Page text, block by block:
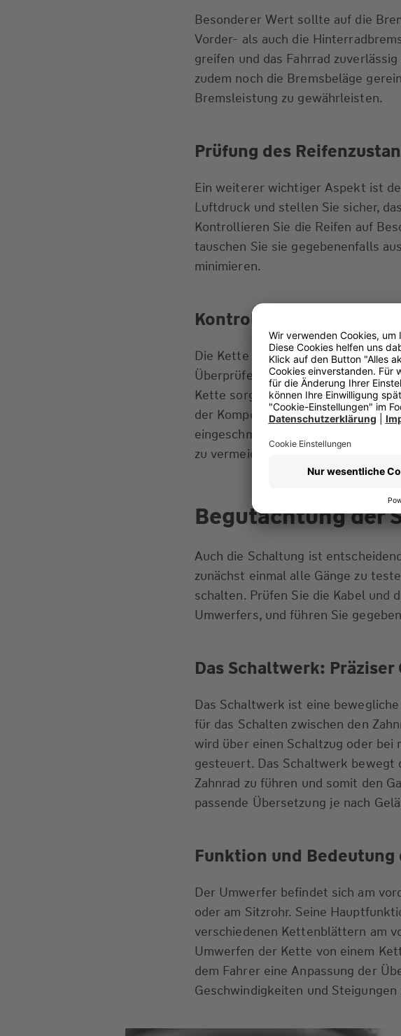
Besonderer Wert sollte auf die
Vorder- als auch die
greifen und das Fahrrad
zudem noch die Bremsbeläge
Bremsleistung zu gewährleisten.
Prüfung des
Ein weiterer wichtiger Aspekt ist
Luftdruck und stellen Sie sicher,
Kontrollieren Sie die Reifen auf
tauschen Sie sie gegebenenfalls
minimieren.
Kontrolle des
Die Kette ist das Herzstück des
Überprüfen Sie ihren Zustand auf
Kette sorgt für eine reibungslose
der Komponenten. Zudem sollte
eingeschmiert und überschüssiges
zu vermeiden.
Begutachtung der
Auch die Schaltung ist
zunächst einmal alle Gänge zu
schalten. Prüfen Sie die Kabel und
Umwerfers, und führen Sie
Das Schaltwerk:
Das Schaltwerk ist eine
für das Schalten zwischen den
wird über einen Schaltzug oder
gesteuert. Das Schaltwerk bewegt
Zahnrad zu führen und somit den
passende Übersetzung je nach
Funktion und Bedeutung
Der Umwerfer befindet sich am
oder am Sitzrohr. Seine
verschiedenen Kettenblättern am
Umwerfen der Kette von einem
dem Fahrer eine Anpassung der
Geschwindigkeiten und